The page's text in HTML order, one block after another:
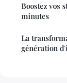
Boostez vos
minutes
La
génération